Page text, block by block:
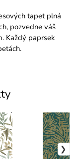
tapet plná
pozvedne váš
Každý paprsek